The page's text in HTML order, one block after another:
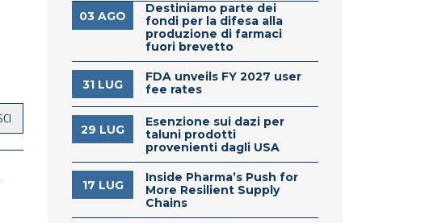
03 AGO
Destiniamo parte dei
fondi per la difesa alla
produzione di farmaci
fuori brevetto
31 LUG
FDA unveils FY 2027 user
fee rates
29 LUG
Esenzione sui dazi per
taluni prodotti
provenienti dagli USA
17 LUG
Inside Pharma’s Push for
More Resilient Supply
Chains